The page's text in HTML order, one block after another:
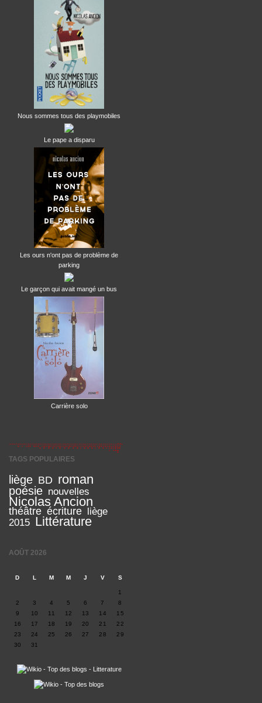
Nous sommes tous des playmobiles
Le pape a disparu
Les ours n'ont pas de problème de
parking
Le garçon qui avait mangé un bus
Carrière solo
TAGS POPULAIRES
liège BD roman
poésie nouvelles
Nicolas Ancion
théâtre écriture liège
2015 Littérature
AOÛT 2026
D L M M J V S
1
2
3 4 5 6 7
8
9
10 11 12 13 14
15
16
17 18 19 20 21
22
23
24 25 26 27 28
29
30
31